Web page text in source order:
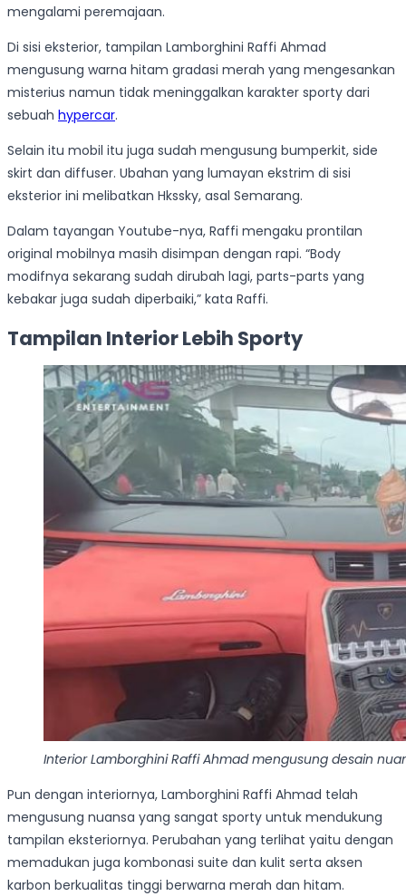
mengalami peremajaan.
Di sisi eksterior, tampilan Lamborghini Raffi Ahmad
mengusung warna hitam gradasi merah yang mengesankan
misterius namun tidak meninggalkan karakter sporty dari
sebuah hypercar.
Selain itu mobil itu juga sudah mengusung bumperkit, side
skirt dan diffuser. Ubahan yang lumayan ekstrim di sisi
eksterior ini melibatkan Hkssky, asal Semarang.
Dalam tayangan Youtube-nya, Raffi mengaku prontilan
original mobilnya masih disimpan dengan rapi. “Body
modifnya sekarang sudah dirubah lagi, parts-parts yang
kebakar juga sudah diperbaiki,” kata Raffi.
Tampilan Interior Lebih Sporty
Interior Lamborghini Raffi Ahmad mengusung desain
Pun dengan interiornya, Lamborghini Raffi Ahmad telah
mengusung nuansa yang sangat sporty untuk mendukung
tampilan eksteriornya. Perubahan yang terlihat yaitu dengan
memadukan juga kombonasi suite dan kulit serta aksen
karbon berkualitas tinggi berwarna merah dan hitam.